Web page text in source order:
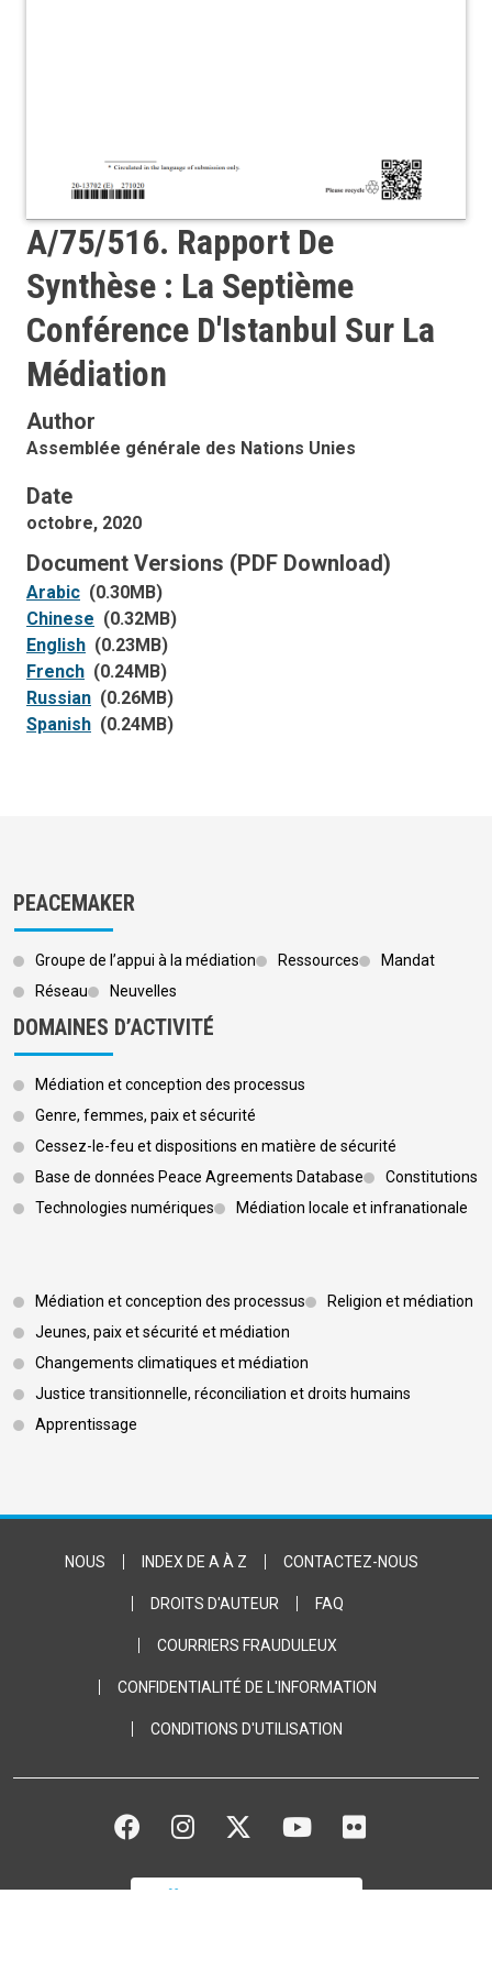
A/75/516. Rapport De
Synthèse : La Septième
Conférence D'Istanbul Sur La
Médiation
Author
Assemblée générale des Nations Unies
Date
octobre, 2020
Document Versions (PDF Download)
Arabic (0.30MB)
Chinese (0.32MB)
English (0.23MB)
French (0.24MB)
Russian (0.26MB)
Spanish (0.24MB)
PEACEMAKER
Groupe de l’appui à la médiation Ressources
Mandat
Réseau
Neuvelles
DOMAINES D’ACTIVITÉ
Médiation et conception des processus
Genre, femmes, paix et sécurité
Cessez-le-feu et dispositions en matière de sécurité
Base de données Peace Agreements Database
Constitutions
Technologies numériques
Médiation locale et infranationale
Footer 3
Médiation et conception des processus
Religion et médiation
Jeunes, paix et sécurité et médiation
Changements climatiques et médiation
Justice transitionnelle, réconciliation et droits humains
Apprentissage
Footer Bottom
NOUS INDEX DE A À Z CONTACTEZ-NOUS
DROITS D'AUTEUR FAQ
COURRIERS FRAUDULEUX
CONFIDENTIALITÉ DE L'INFORMATION
CONDITIONS D'UTILISATION
FACEBOOK
INSTAGRAM
TWITTERYOUTUBE
FLICKR